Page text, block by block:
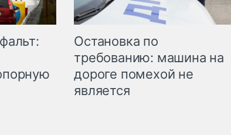
Остановка по
требованию: машина на
дороге помехой не
является